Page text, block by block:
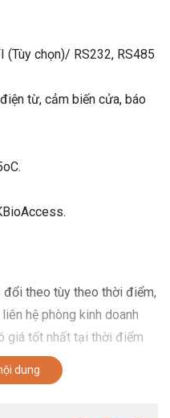
(Tùy chọn)/ RS232, RS485
từ, cảm biến cửa, báo
đổi theo tùy theo thời điểm,
hệ phòng kinh doanh
giá tốt nhất tại thời điểm
dung